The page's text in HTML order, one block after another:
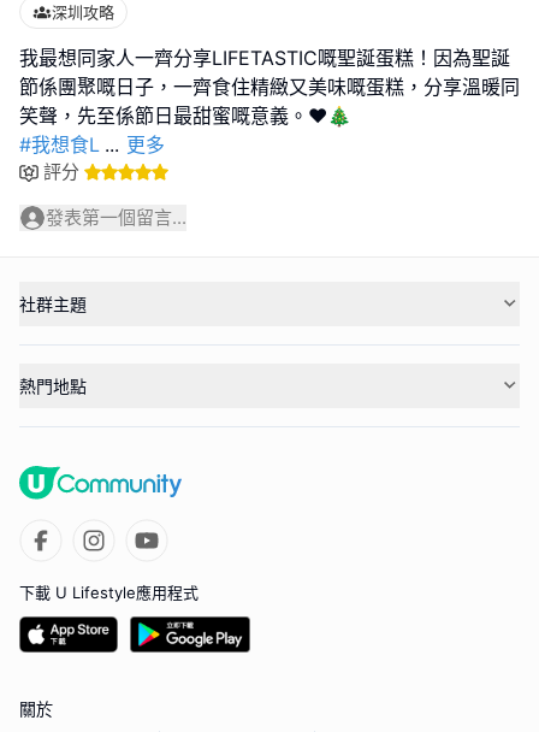
深圳攻略
我最想同家人一齊分享LIFETASTIC嘅聖誕蛋糕！因為聖誕
節係團聚嘅日子，一齊食住精緻又美味嘅蛋糕，分享溫暖同
#我想食L ... 更多
評分
發表第一個留言...
社群主題
熱門地點
下載 U Lifestyle應用程式
關於